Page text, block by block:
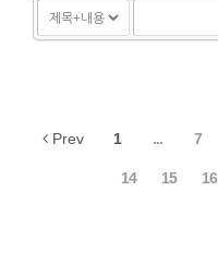
Prev 1 ... 7
14 15 16